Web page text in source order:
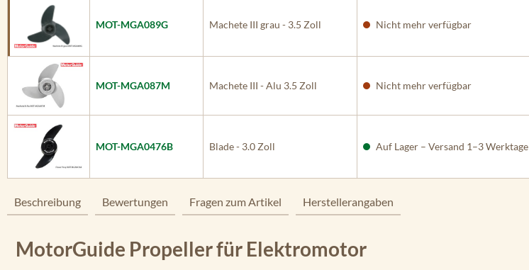
MOT-MGA089G Machete III grau - 3.5 Zoll Nicht mehr verfügbar
MOT-MGA087M Machete III - Alu 3.5 Zoll Nicht mehr verfügbar
MOT-MGA0476B Blade - 3.0 Zoll Auf Lager – Versand 1–3 Werktage
Beschreibung Bewertungen Fragen zum Artikel Herstellerangaben
MotorGuide Propeller für Elektromotor